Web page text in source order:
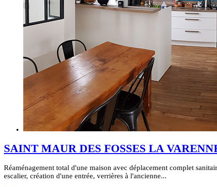
SAINT MAUR DES FOSSES LA
Réaménagement total d'une maison avec déplacement complet
escalier, création d'une entrée, verrières à l'ancienne...